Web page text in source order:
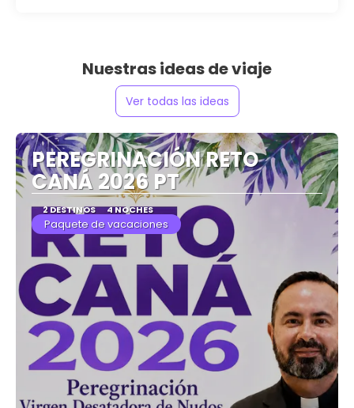
Nuestras ideas de viaje
Ver todas las ideas
PEREGRINACIÓN RETO
CANÁ 2026 PT
2 DESTINOS 4 NOCHES
Paquete de vacaciones